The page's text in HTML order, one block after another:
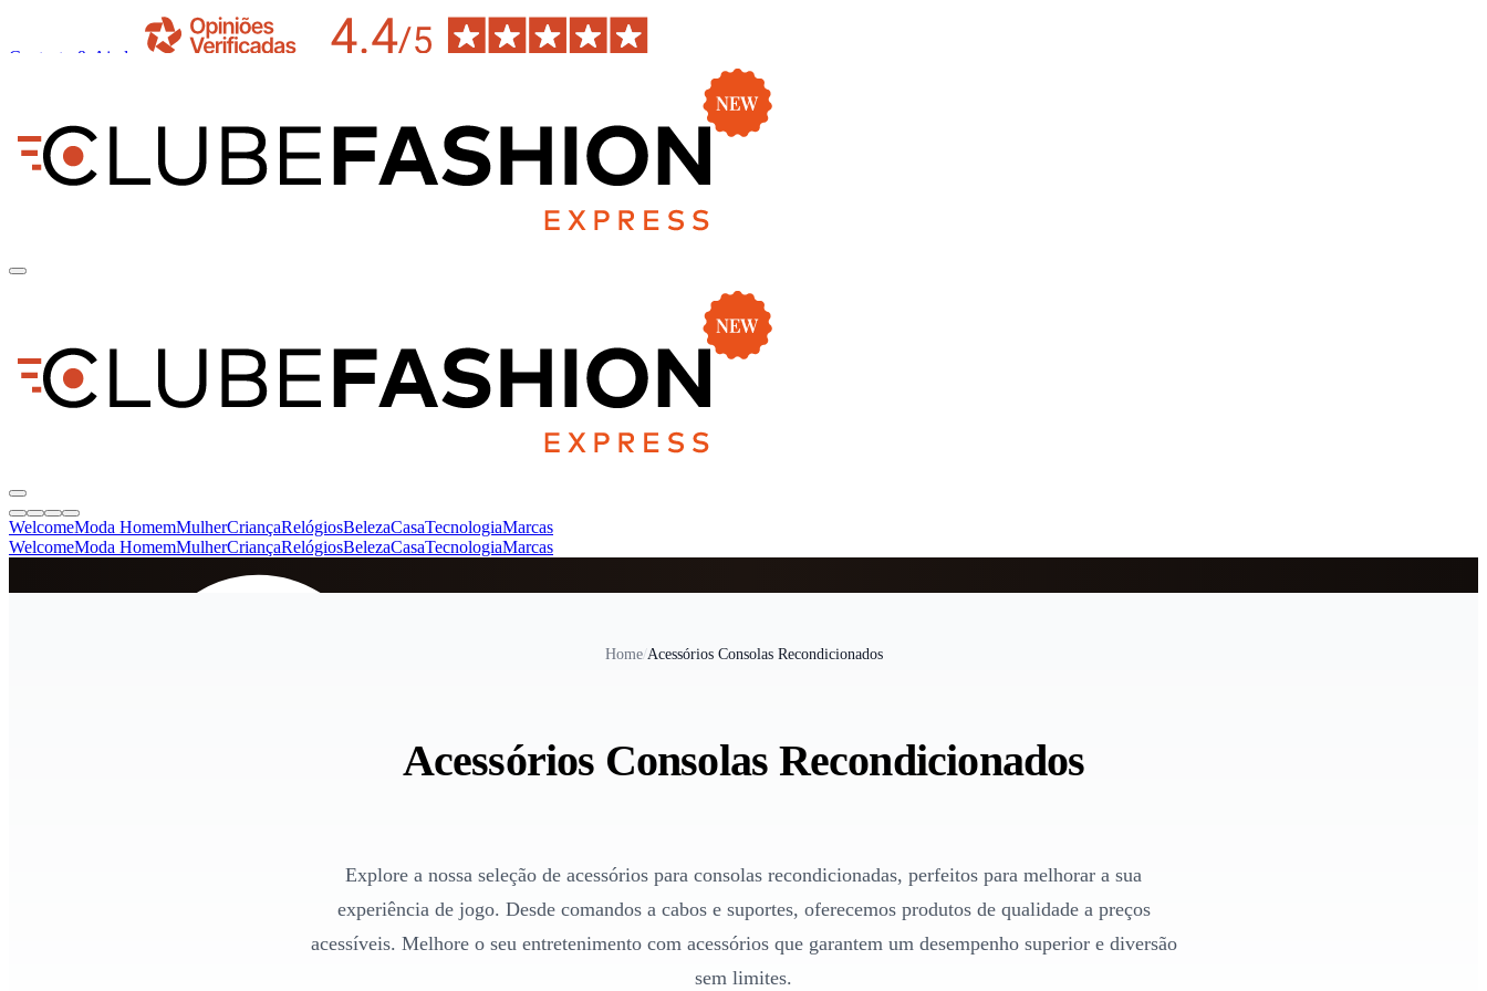
Contacto & Ajuda
WelcomeModa HomemMulherCriançaRelógiosBelezaCasaTecnologiaMarcas
WelcomeModa HomemMulherCriançaRelógiosBelezaCasaTecnologiaMarcas
Home/Acessórios Consolas Recondicionados
Acessórios Consolas Recondicionados
Explore a nossa seleção de acessórios para consolas recondicionadas, perfeitos para melhorar a sua
experiência de jogo. Desde comandos a cabos e suportes, oferecemos produtos de qualidade a preços
acessíveis. Melhore o seu entretenimento com acessórios que garantem um desempenho superior e diversão
sem limites.